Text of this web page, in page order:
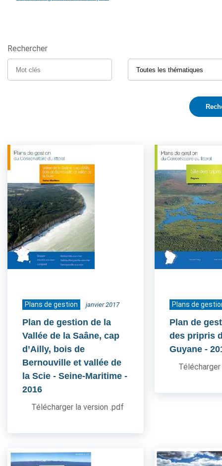
Rechercher
Plans de gestion janvier 2017
Plan de gestion de la
Vallée de la Saâne, cap
d’Ailly, bois de
Bernouville et vallée de
la Scie - Seine-Maritime -
2016
Télécharger la version .pdf
Plans de
Plan de
des pripris
Guyane -